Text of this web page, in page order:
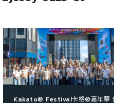
Kakato® Festival卡格®嘉年華